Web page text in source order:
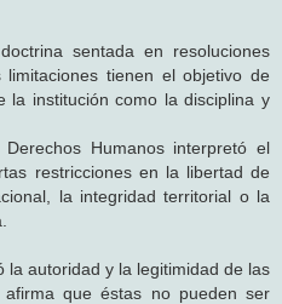
sentada en resoluciones
tienen el objetivo de
la institución como la disciplina y
Humanos interpretó el
restricciones en la libertad de
la integridad territorial o la
la autoridad y la legitimidad de las
afirma que éstas no pueden ser